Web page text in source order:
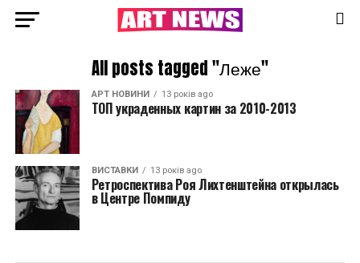
All posts tagged "Леже"
АРТ НОВИНИ 13 років ago
ТОП украденных картин за 2010-2013
ВИСТАВКИ 13 років ago
Ретроспектива Роя Лихтенштейна открылась
в Центре Помпиду